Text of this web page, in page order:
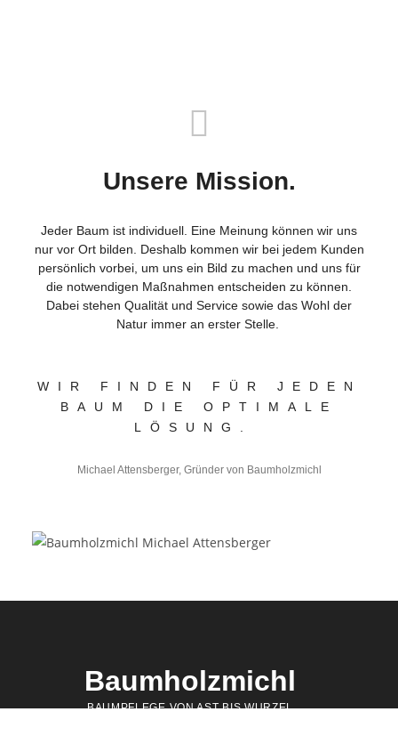
Unsere Mission.
Jeder Baum ist individuell. Eine Meinung können wir uns
nur vor Ort bilden. Deshalb kommen wir bei jedem Kunden
persönlich vorbei, um uns ein Bild zu machen und uns für
die notwendigen Maßnahmen entscheiden zu können.
Dabei stehen Qualität und Service sowie das Wohl der
Natur immer an erster Stelle.
WIR FINDEN FÜR JEDEN
BAUM DIE OPTIMALE
LÖSUNG.
Michael Attensberger, Gründer von Baumholzmichl
Baumholzmichl
BAUMPFLEGE VON AST BIS WURZEL